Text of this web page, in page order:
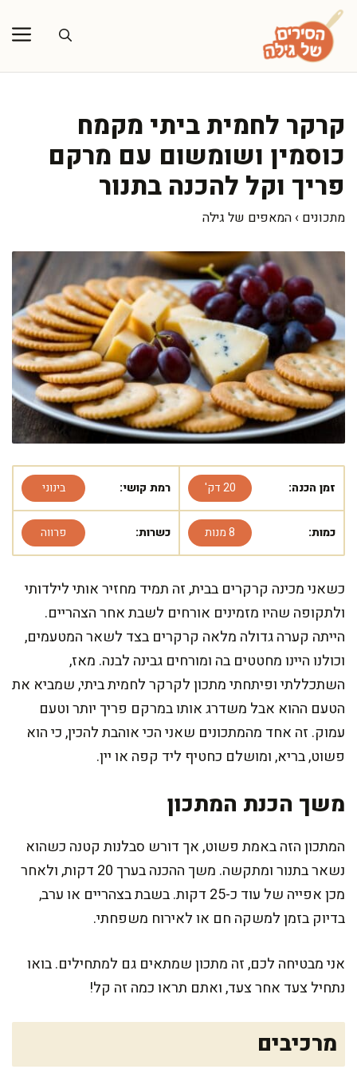
לדלג
לתוכן
קרקר לחמית ביתי מקמח
כוסמין ושומשום עם מרקם
פריך וקל להכנה בתנור
מתכונים › המאפים של גילה
זמן הכנה: 20 דק' רמת קושי: בינוני
כמות: 8 מנות כשרות: פרווה
כשאני מכינה קרקרים בבית, זה תמיד מחזיר אותי לילדותי
ולתקופה שהיו מזמינים אורחים לשבת אחר הצהריים.
הייתה קערה גדולה מלאה קרקרים בצד לשאר המטעמים,
וכולנו היינו מחטטים בה ומורחים גבינה לבנה. מאז,
השתכללתי ופיתחתי מתכון לקרקר לחמית ביתי, שמביא את
הטעם ההוא אבל משדרג אותו במרקם פריך יותר וטעם
עמוק. זה אחד מהמתכונים שאני הכי אוהבת להכין, כי הוא
פשוט, בריא, ומושלם כחטיף ליד קפה או יין.
משך הכנת המתכון
המתכון הזה באמת פשוט, אך דורש סבלנות קטנה כשהוא
נשאר בתנור ומתקשה. משך ההכנה בערך 20 דקות, ולאחר
מכן אפייה של עוד כ-25 דקות. בשבת בצהריים או ערב,
בדיוק בזמן למשקה חם או לאירוח משפחתי.
אני מבטיחה לכם, זה מתכון שמתאים גם למתחילים. בואו
נתחיל צעד אחר צעד, ואתם תראו כמה זה קל!
מרכיבים